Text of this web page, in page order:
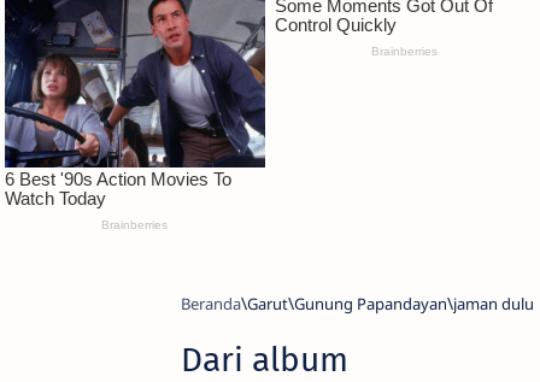
Beranda Garut Gunung Papandayan jaman dulu
Dari album